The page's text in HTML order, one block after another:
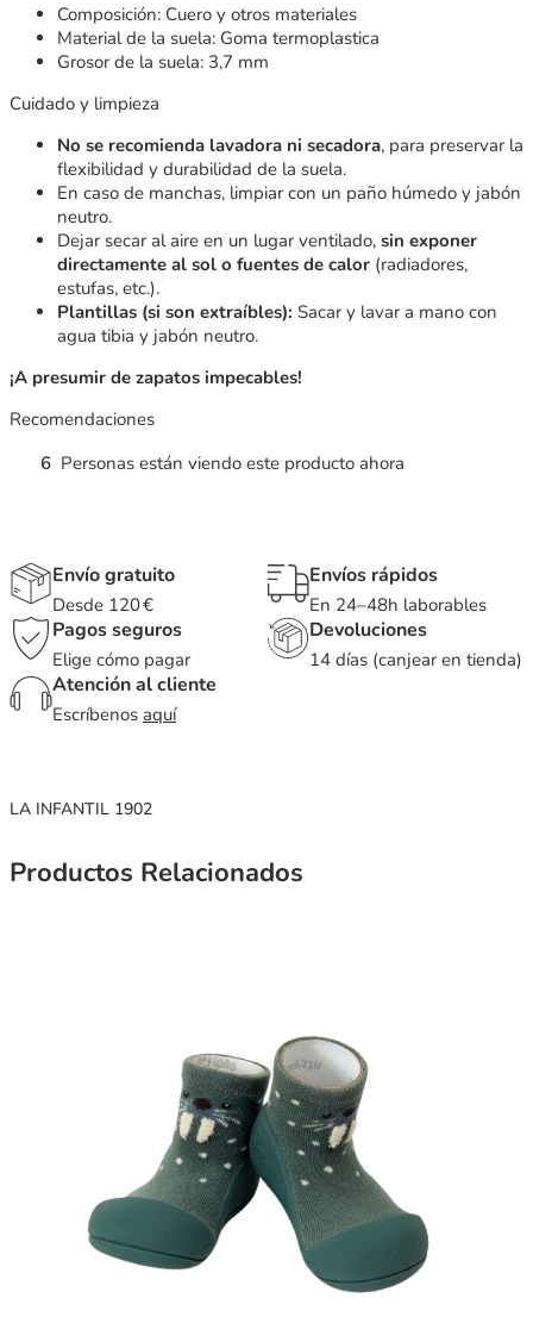
Composición: Cuero y otros materiales
Material de la suela: Goma termoplastica
Grosor de la suela: 3,7 mm
Cuidado y limpieza
No se recomienda lavadora ni secadora, para preservar la
flexibilidad y durabilidad de la suela.
En caso de manchas, limpiar con un paño húmedo y jabón
neutro.
Dejar secar al aire en un lugar ventilado, sin exponer
directamente al sol o fuentes de calor (radiadores,
estufas, etc.).
Plantillas (si son extraíbles): Sacar y lavar a mano con
agua tibia y jabón neutro.
¡A presumir de zapatos impecables!
Recomendaciones
6 Personas están viendo este producto ahora
Envío gratuito
Desde 120 €
Envíos rápidos
En 24–48h laborables
Pagos seguros
Elige cómo pagar
Devoluciones
14 días (canjear en tienda)
Atención al cliente
Escríbenos aquí
LA INFANTIL 1902
Productos Relacionados